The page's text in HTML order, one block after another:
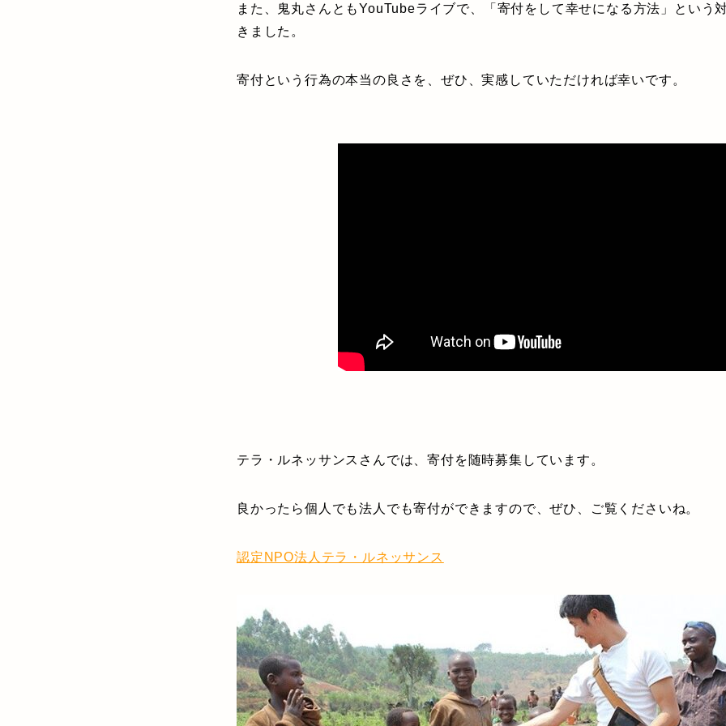
また、鬼丸さんともYouTubeライブで、「寄付をして幸せになる方法」という
きました。
寄付という行為の本当の良さを、ぜひ、実感していただければ幸いです。
テラ・ルネッサンスさんでは、寄付を随時募集しています。
良かったら個人でも法人でも寄付ができますので、ぜひ、ご覧くださいね。
認定NPO法人テラ・ルネッサンス